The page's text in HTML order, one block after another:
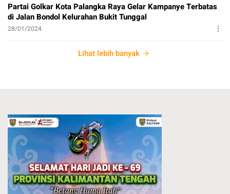
Partai Golkar Kota Palangka Raya Gelar Kampanye Terbatas
di Jalan Bondol Kelurahan Bukit Tunggal
28/01/2024
Lihat lebih banyak